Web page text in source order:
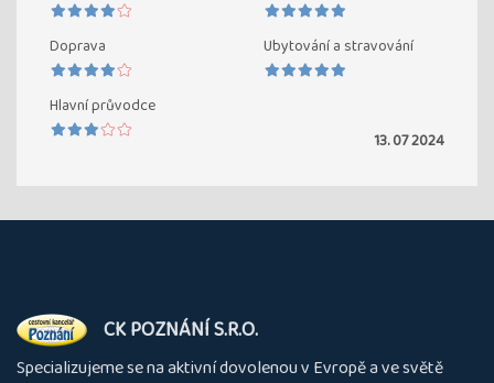
Doprava Ubytování a stravování
Hlavní průvodce
13. 07 2024
O
nás
CK POZNÁNÍ S.R.O.
Specializujeme se na aktivní dovolenou v Evropě a ve světě